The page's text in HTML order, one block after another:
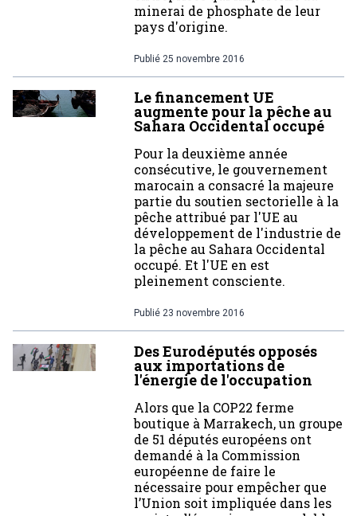
minerai de phosphate de leur
pays d'origine.
Publié 25 novembre 2016
Le financement UE
augmente pour la pêche au
Sahara Occidental occupé
Pour la deuxième année
consécutive, le gouvernement
marocain a consacré la majeure
partie du soutien sectorielle à la
pêche attribué par l'UE au
développement de l'industrie de
la pêche au Sahara Occidental
occupé. Et l'UE en est
pleinement consciente.
Publié 23 novembre 2016
Des Eurodéputés opposés
aux importations de
l'énergie de l'occupation
Alors que la COP22 ferme
boutique à Marrakech, un groupe
de 51 députés européens ont
demandé à la Commission
européenne de faire le
nécessaire pour empêcher que
l’Union soit impliquée dans les